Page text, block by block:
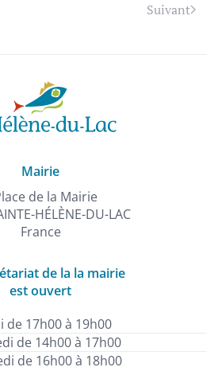
Suivant
Mairie
de la Mairie
HÉLÈNE-DU-LAC
France
de la la mairie
est ouvert
de 17h00 à 19h00
de 14h00 à 17h00
de 16h00 à 18h00